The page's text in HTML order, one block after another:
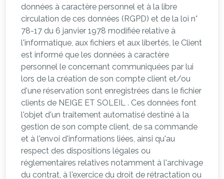
données à caractère personnel et à la libre
circulation de ces données (RGPD) et de la loi n°
78-17 du 6 janvier 1978 modifiée relative à
l'informatique, aux fichiers et aux libertés, le Client
est informé que les données à caractère
personnel le concernant communiquées par lui
lors de la création de son compte client et/ou
d'une réservation sont enregistrées dans le fichier
clients de NEIGE ET SOLEIL . Ces données font
l'objet d'un traitement automatisé destiné à la
gestion de son compte client, de sa commande
et à l'envoi d'informations liées, ainsi qu'au
respect des dispositions légales ou
réglementaires relatives notamment à l'archivage
du contrat, à l'exercice du droit de rétractation ou